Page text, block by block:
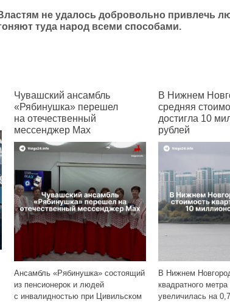
не удалось добровольно привлечь
туда народ всеми способами.
ансамбль
перешел
отечественный
Max
«Рябинушка» состоящий
пенсионерок и людей
инвалидностью при Цивильском
В Нижнем
средняя стоимость
достигла 10
рублей
В Нижнем Новгороде
квадратного метра в
увеличилась на 0,7%.